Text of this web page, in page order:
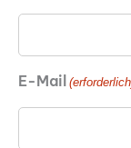
E-Mail